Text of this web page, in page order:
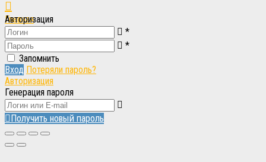
Главная
Вход
Вход
Авторизация
*
*
Запомнить
Вход Потеряли пароль?
Авторизация
Генерация пароля
Получить новый пароль